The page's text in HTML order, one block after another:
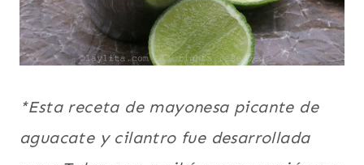
*Esta receta de mayonesa picante de
aguacate y cilantro fue desarrollada